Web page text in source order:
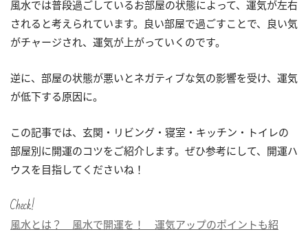
風水では普段過ごしているお部屋の状態によって、運気が左右
されると考えられています。良い部屋で過ごすことで、良い気
がチャージされ、運気が上がっていくのです。
逆に、部屋の状態が悪いとネガティブな気の影響を受け、運気
が低下する原因に。
この記事では、玄関・リビング・寝室・キッチン・トイレの
部屋別に開運のコツをご紹介します。ぜひ参考にして、開運ハ
ウスを目指してくださいね！
Check!
風水とは？ 風水で開運を！ 運気アップのポイントも紹